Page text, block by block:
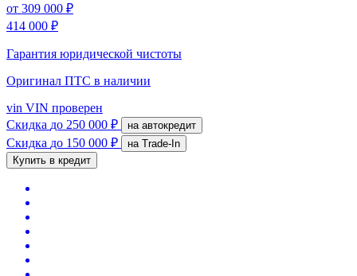
от 309 000 ₽
414 000 ₽
Гарантия юридической чистоты
Оригинал ПТС в наличии
vin VIN проверен
Скидка до 250 000 ₽ на автокредит
Скидка до 150 000 ₽
на Trade-In
Купить в кредит